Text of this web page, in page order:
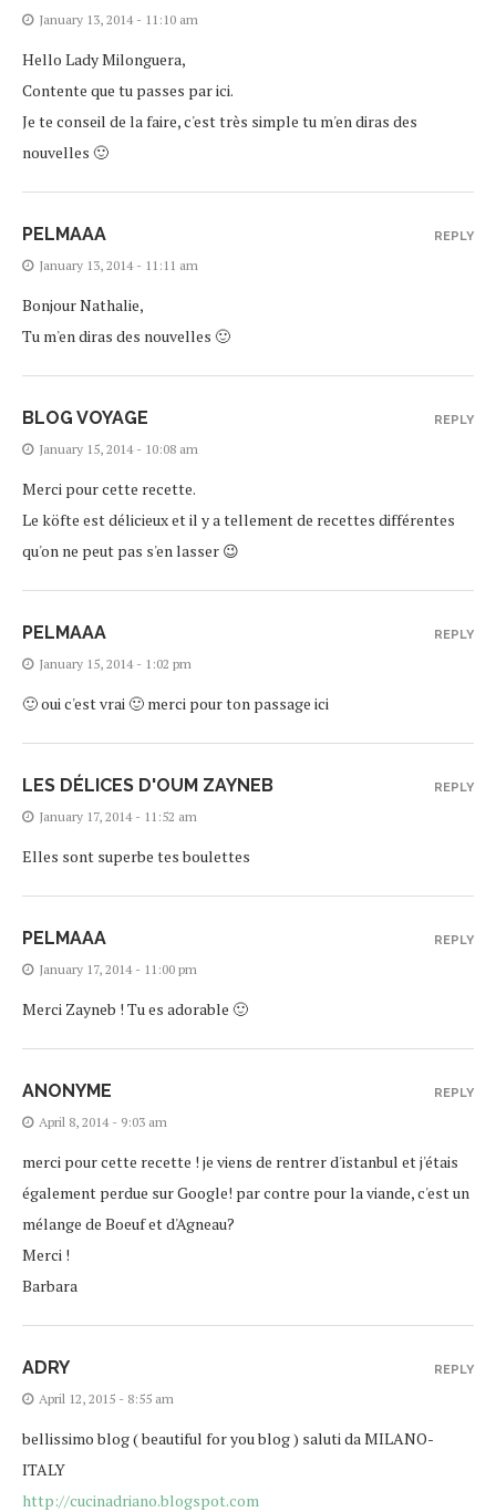
January 13, 2014 - 11:10 am
Hello Lady Milonguera,
Contente que tu passes par ici.
Je te conseil de la faire, c'est très simple tu m'en diras des
nouvelles 🙂
PELMAAA
January 13, 2014 - 11:11 am
Bonjour Nathalie,
Tu m'en diras des nouvelles 🙂
REPLY
BLOG VOYAGE
January 15, 2014 - 10:08 am
Merci pour cette recette.
Le köfte est délicieux et il y a tellement de recettes différentes
qu'on ne peut pas s'en lasser 😉
REPLY
PELMAAA
January 15, 2014 - 1:02 pm
🙂 oui c'est vrai 🙂 merci pour ton passage ici
REPLY
LES DÉLICES D'OUM ZAYNEB
January 17, 2014 - 11:52 am
Elles sont superbe tes boulettes
REPLY
PELMAAA
January 17, 2014 - 11:00 pm
Merci Zayneb ! Tu es adorable 🙂
REPLY
ANONYME
April 8, 2014 - 9:03 am
merci pour cette recette ! je viens de rentrer d'istanbul et j'étais
également perdue sur Google! par contre pour la viande, c'est un
mélange de Boeuf et d'Agneau?
Merci !
Barbara
REPLY
ADRY
April 12, 2015 - 8:55 am
bellissimo blog ( beautiful for you blog ) saluti da MILANO-
ITALY
http://cucinadriano.blogspot.com
REPLY